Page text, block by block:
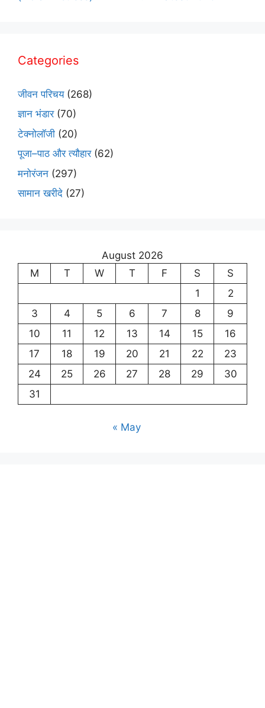
Categories
जीवन परिचय(268)
ज्ञान भंडार(70)
टेक्नोलॉजी (20)
पूजा–पाठ और त्यौहार(62)
मनोरंजन (297)
सामान खरीदे (27)
August 2026
M
T W T F S
S
1
2
3
4 5 6 7 8
9
10
11 12 13 14 15
16
17
18 19 20 21 22
23
24
25 26 27 28 29
30
31
« May